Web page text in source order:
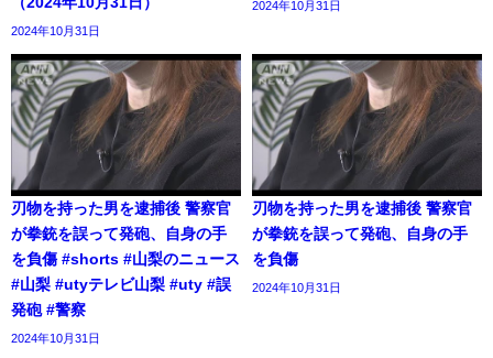
2024年10月31日
2024年10月31日
刃物を持った男を逮捕後 警察官
が拳銃を誤って発砲、自身の手
を負傷 #shorts #山梨のニュース
#山梨 #utyテレビ山梨 #uty #誤
発砲 #警察
2024年10月31日
刃物を持った男を逮捕後 警察官
が拳銃を誤って発砲、自身の手
を負傷
2024年10月31日